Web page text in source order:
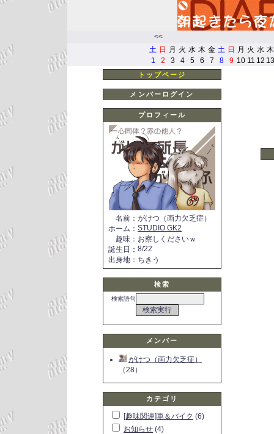
<<
土 日 月 火 水 木 金 土 日 月 火 水 木
1
2 3 4 5 6 7 8 9 10 11 12 13
トップページ
メンバーログイン
プロフィール
名前 ： がけつ（画力欠乏症）
ホーム ： STUDIO GK2
趣味 ： お察しくださいｗ
誕生日 ： 8/22
出身地 ： ちきう
検索
検索語句
メンバー
がけつ（画力欠乏症）
（28）
カテゴリ
[趣味関連]車＆バイク (6)
お知らせ (4)